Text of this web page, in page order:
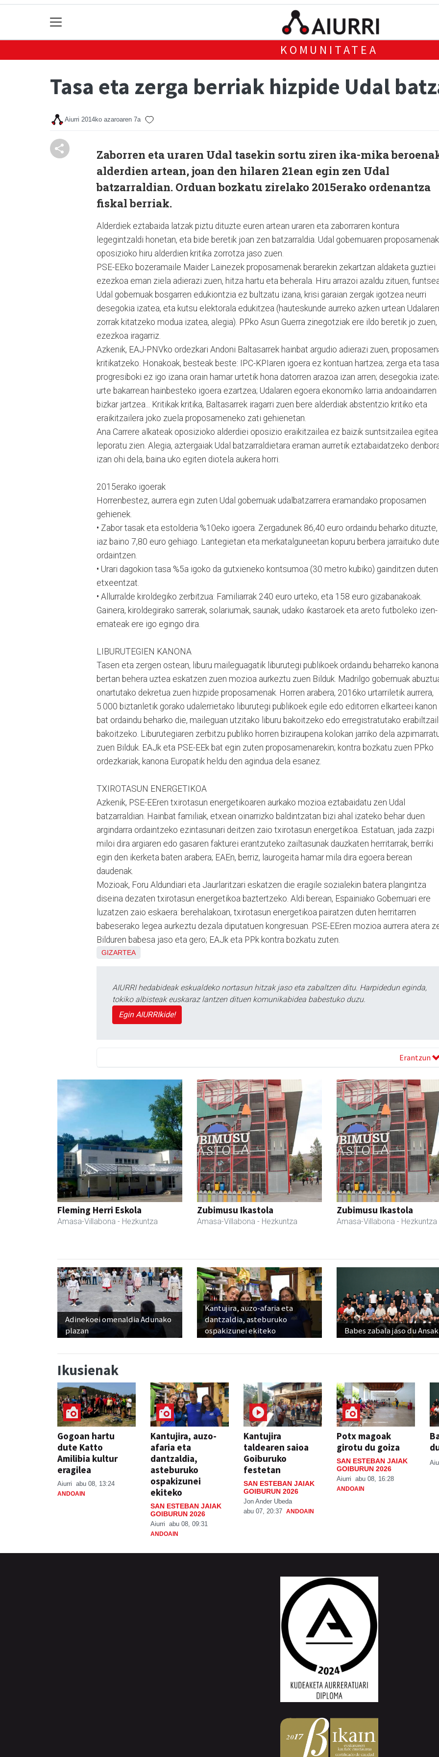
KOMUNITATEA
Tasa eta zerga berriak hizpide Udal
Aiurri 2014ko azaroaren 7a
Zaborren eta uraren Udal tasekin sortu ziren ika-mika
alderdien artean, joan den hilaren 21ean egin zen Udal
batzarraldian. Orduan bozkatu zirelako 2015erako ordenantza
fiskal berriak.
Alderdiek eztabaida latzak piztu dituzte euren artean uraren eta zaborraren kontura
legegintzaldi honetan, eta bide beretik joan zen batzarraldia. Udal gobernuaren proposamenak
oposizioko hiru alderdien kritika zorrotza jaso zuen.
PSE-EEko bozeramaile Maider Lainezek proposamenak berarekin zekartzan aldaketa guztiei
ezezkoa eman ziela adierazi zuen, hitza hartu eta beherala. Hiru arrazoi azaldu zituen,
Udal gobernuak bosgarren edukiontzia ez bultzatu izana, krisi garaian zergak igotzea neurri
desegokia izatea, eta kutsu elektorala edukitzea (hauteskunde aurreko azken urtean Udalaren
zorrak kitatzeko modua izatea, alegia). PPko Asun Guerra zinegotziak ere ildo beretik jo zuen,
ezezkoa iragarriz.
Azkenik, EAJ-PNVko ordezkari Andoni Baltasarrek hainbat argudio adierazi zuen,
kritikatzeko. Honakoak, besteak beste: IPC-KPIaren igoera ez kontuan hartzea; zerga eta
progresiboki ez igo izana orain hamar urtetik hona datorren arazoa izan arren; desegokia
urte bakarrean hainbesteko igoera ezartzea; Udalaren egoera ekonomiko larria andoaindarren
bizkar jartzea... Kritikak kritika, Baltasarrek iragarri zuen bere alderdiak abstentzio kritiko eta
eraikitzailera joko zuela proposameneko zati gehienetan.
Ana Carrere alkateak oposizioko alderdiei oposizio eraikitzailea ez baizik suntsitzailea egitea
leporatu zien. Alegia, aztergaiak Udal batzarraldietara eraman aurretik eztabaidatzeko
izan ohi dela, baina uko egiten diotela aukera horri.
2015erako igoerak
Horrenbestez, aurrera egin zuten Udal gobernuak udalbatzarrera eramandako proposamen
gehienek.
• Zabor tasak eta estolderia %10eko igoera. Zergadunek 86,40 euro ordaindu beharko dituzte,
iaz baino 7,80 euro gehiago. Lantegietan eta merkatalguneetan kopuru berbera jarraituko dute
ordaintzen.
• Urari dagokion tasa %5a igoko da gutxieneko kontsumoa (30 metro kubiko) gainditzen duten
etxeentzat.
• Allurralde kiroldegiko zerbitzua: Familiarrak 240 euro urteko, eta 158 euro gizabanakoak.
Gainera, kiroldegirako sarrerak, solariumak, saunak, udako ikastaroek eta areto futboleko izen-
emateak ere igo egingo dira.
LIBURUTEGIEN KANONA
Tasen eta zergen ostean, liburu maileguagatik liburutegi publikoek ordaindu beharreko kanona
bertan behera uztea eskatzen zuen mozioa aurkeztu zuen Bilduk. Madrilgo gobernuak
onartutako dekretua zuen hizpide proposamenak. Horren arabera, 2016ko urtarriletik aurrera,
5.000 biztanletik gorako udalerrietako liburutegi publikoek egile edo editorren elkarteei kanon
bat ordaindu beharko die, maileguan utzitako liburu bakoitzeko edo erregistratutako
bakoitzeko. Liburutegiaren zerbitzu publiko horren biziraupena kolokan jarriko dela
zuen Bilduk. EAJk eta PSE-EEk bat egin zuten proposamenarekin; kontra bozkatu zuen PPko
ordezkariak, kanona Europatik heldu den agindua dela esanez.
TXIROTASUN ENERGETIKOA
Azkenik, PSE-EEren txirotasun energetikoaren aurkako mozioa eztabaidatu zen Udal
batzarraldian. Hainbat familiak, etxean oinarrizko baldintzatan bizi ahal izateko behar duen
argindarra ordaintzeko ezintasunari deitzen zaio txirotasun energetikoa. Estatuan, jada zazpi
miloi dira argiaren edo gasaren fakturei erantzuteko zailtasunak dauzkaten herritarrak, berriki
egin den ikerketa baten arabera; EAEn, berriz, laurogeita hamar mila dira egoera berean
daudenak.
Mozioak, Foru Aldundiari eta Jaurlaritzari eskatzen die eragile sozialekin batera plangintza
diseina dezaten txirotasun energetikoa baztertzeko. Aldi berean, Espainiako Gobernuari ere
luzatzen zaio eskaera: berehalakoan, txirotasun energetikoa pairatzen duten herritarren
babeserako legea aurkeztu dezala diputatuen kongresuan. PSE-EEren mozioa aurrera atera
Bilduren babesa jaso eta gero; EAJk eta PPk kontra bozkatu zuten.
GIZARTEA
AIURRI hedabideak eskualdeko nortasun hitzak jaso eta zabaltzen ditu. Harpidedun eginda,
tokiko albisteak euskaraz lantzen dituen komunikabidea babestuko duzu.
Egin AIURRIkide!
Erantzun
Fleming Herri Eskola
Amasa-Villabona - Hezkuntza
Zubimusu Ikastola
Amasa-Villabona - Hezkuntza
Zubimusu Ikastola
Amasa-Villabona - Hezkuntza
Adinekoei omenaldia Adunako
plazan
Kantujira, auzo-afaria eta
dantzaldia, asteburuko
ospakizunei ekiteko
Babes zabala jaso du Ansak
Ikusienak
Gogoan hartu
dute Katto
Amilibia kultur
eragilea
Aiurri abu 08, 13:24
ANDOAIN
Kantujira, auzo-
afaria eta
dantzaldia,
asteburuko
ospakizunei
ekiteko
SAN ESTEBAN JAIAK
GOIBURUN 2026
Aiurri abu 08, 09:31
ANDOAIN
Kantujira
taldearen saioa
Goiburuko
festetan
SAN ESTEBAN JAIAK
GOIBURUN 2026
Jon Ander Ubeda
abu 07, 20:37 ANDOAIN
Potx magoak
girotu du goiza
SAN ESTEBAN JAIAK
GOIBURUN 2026
Aiurri abu 08, 16:28
ANDOAIN